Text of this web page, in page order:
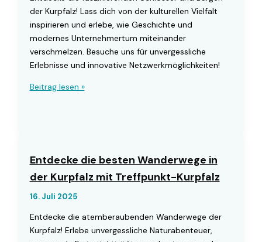
der Kurpfalz! Lass dich von der kulturellen Vielfalt
inspirieren und erlebe, wie Geschichte und
modernes Unternehmertum miteinander
verschmelzen. Besuche uns für unvergessliche
Erlebnisse und innovative Netzwerkmöglichkeiten!
Entdecken
Burgen
der
Kurpfalz
mit
Kurpfalz
Beitrag lesen »
Entdecke die besten Wanderwege in
der Kurpfalz mit Treffpunkt-Kurpfalz
16. Juli 2025
Entdecke die atemberaubenden Wanderwege der
Kurpfalz! Erlebe unvergessliche Naturabenteuer,